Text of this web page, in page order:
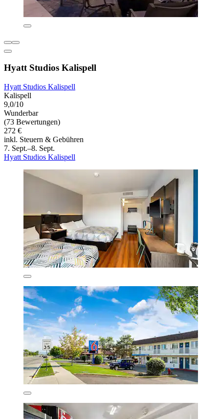
Hyatt Studios Kalispell
Hyatt Studios Kalispell
Kalispell
9,0/10
Wunderbar
(73 Bewertungen)
272 €
inkl. Steuern & Gebühren
7. Sept.–8. Sept.
Hyatt Studios Kalispell